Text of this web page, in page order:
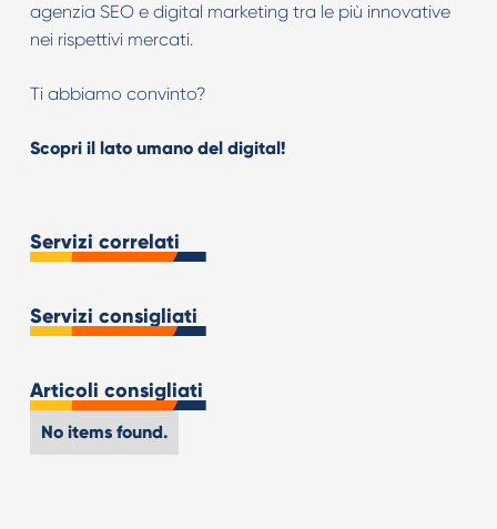
agenzia SEO e digital marketing tra le più innovative
nei rispettivi mercati.
Ti abbiamo convinto?
‍Scopri il lato umano del digital!
Servizi correlati
Servizi consigliati
Articoli consigliati
No items found.